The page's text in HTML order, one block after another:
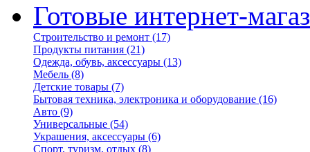
Готовые интернет-
Строительство и ремонт (17)
Продукты питания (21)
Одежда, обувь, аксессуары (13)
Мебель (8)
Детские товары (7)
Бытовая техника, электроника и оборудование (16)
Авто (9)
Универсальные (54)
Украшения, аксессуары (6)
Спорт, туризм, отдых (8)